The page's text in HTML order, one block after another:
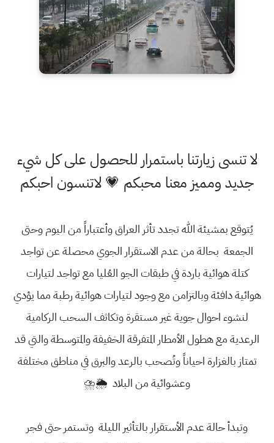
لا تنسى زيارتنا باستمرار للحصول على كل شيء
جديد ومميز معنا محبكم 💗 لاتنسون احبكم
يُتوقع بمشيئة الله تجدد تأثر العراق وأعتباراً من اليوم وحتى
الجمعة بحالة من عدم الاستقرار الجوي محصلة عن تواجد
كتلة هوائية باردة في طبقات الجو العُليا مع تواجد لتيارات
هوائية دافئة وبالتزامن مع وجود لتيارات هوائية رطبة مما يؤدي
لنشوء احوال جوية غير مستقرة وتكاثف السحب الركامية
الرعدية مع هطول الأمطار المتفرقة الخفيفة والمتوسطة والتي قد
تمتاز بالغزارة احياناً وتُصحب بالرعد والبرق في مناطق مختلفة
وعشوائية من البلاد 🌦⛈
وتبدأ حالة عدم الأستقرار بالتأثير الليلة وتستمر حتى فجر